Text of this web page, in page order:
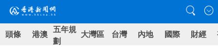
頭條 港澳 五年規
劃
大灣區 台灣 內地 國際 財經